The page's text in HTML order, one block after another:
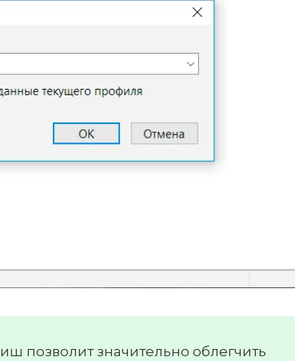
позволит значительно облегчить